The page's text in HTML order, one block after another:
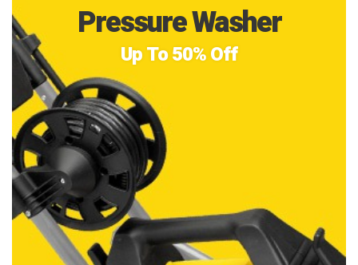
Pressure Washer
Up To 50% Off